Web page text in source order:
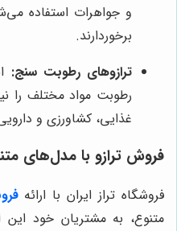
و جواهرات استفاده
برخوردارند.
ترازوهای رطوبت سنج:
رطوبت مواد مختلف را
غذایی، کشاورزی و
فروش ترازو با مدل‌های
فروشگاه تراز ایران با ارائه
متنوع، به مشتریان خود